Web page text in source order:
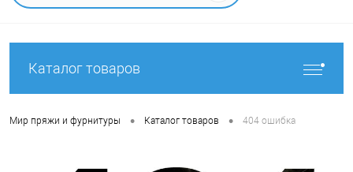
Каталог товаров
Мир пряжи и фурнитуры • Каталог товаров • 404 ошибка